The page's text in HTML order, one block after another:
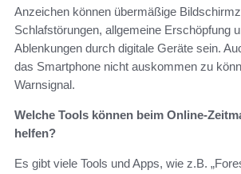
Anzeichen können übermäßige
Schlafstörungen, allgemeine Erschöpfung
Ablenkungen durch digitale Geräte sein.
das Smartphone nicht auskommen zu
Warnsignal.
Welche Tools können beim Online-
helfen?
Es gibt viele Tools und Apps, wie z.B.